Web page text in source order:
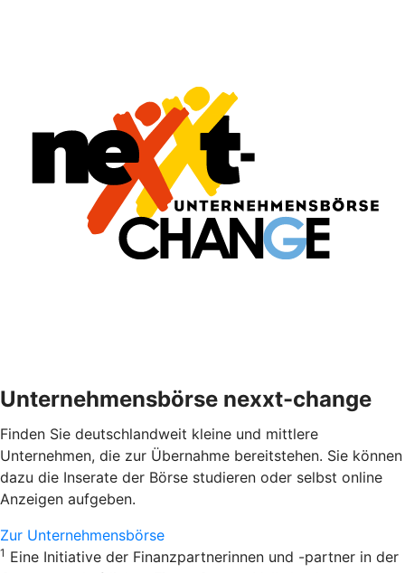
Unternehmensbörse nexxt-change
Finden Sie deutschlandweit kleine und mittlere
Unternehmen, die zur Übernahme bereitstehen. Sie können
dazu die Inserate der Börse studieren oder selbst online
Anzeigen aufgeben.
Zur Unternehmensbörse
1 Eine Initiative der Finanzpartnerinnen und -partner in der